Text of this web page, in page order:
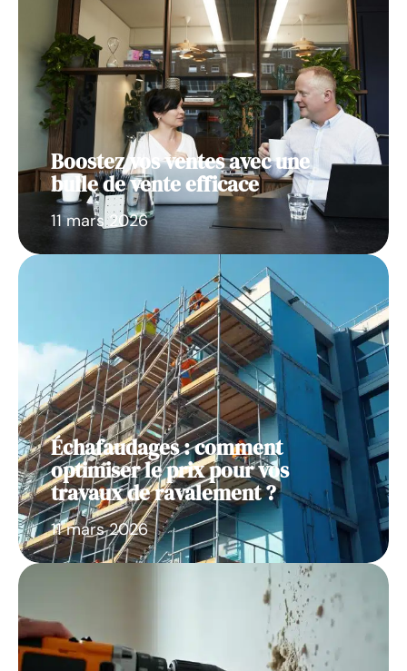
Boostez vos ventes avec une
bulle de vente efficace
11 mars 2026
Échafaudages : comment
optimiser le prix pour vos
travaux de ravalement ?
11 mars 2026